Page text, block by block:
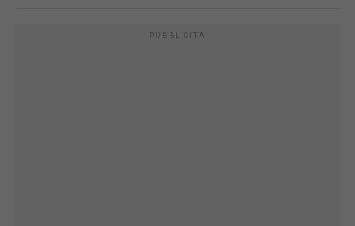
PUBBLICITÀ